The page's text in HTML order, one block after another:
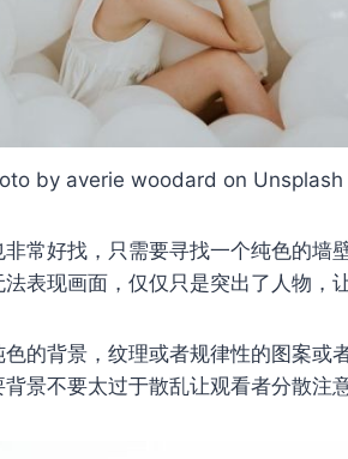
by averie woodard on Unsplash
常好找，只需要寻找一个纯色的墙
表现画面，仅仅只是突出了人物，
的背景，纹理或者规律性的图案或
景不要太过于散乱让观看者分散注